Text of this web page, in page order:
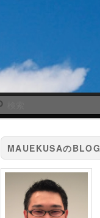
MAUEKUSAのBLOG